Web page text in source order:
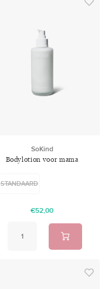
SoKind
Bodylotion voor mama
STANDAARD
€52,00